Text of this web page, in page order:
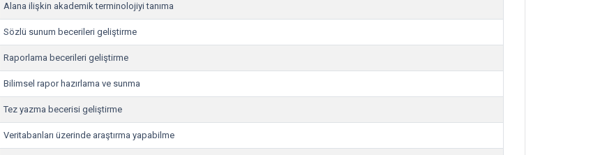
Alana ilişkin akademik terminolojiyi tanıma
Sözlü sunum becerileri geliştirme
Raporlama becerileri geliştirme
Bilimsel rapor hazırlama ve sunma
Tez yazma becerisi geliştirme
Veritabanları üzerinde araştırma yapabilme